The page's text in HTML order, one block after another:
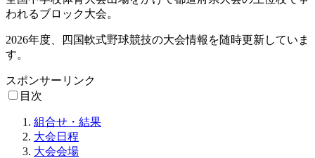
われるブロック大会。
2026年度、四国軟式野球競技の大会情報を随時更新していま
す。
スポンサーリンク
目次
組合せ・結果
大会日程
大会会場